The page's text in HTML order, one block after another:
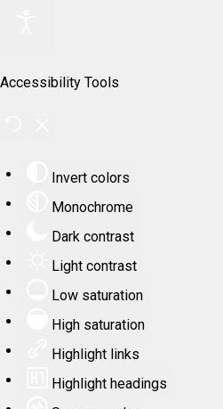
Accessibility Tools
Invert colors
Monochrome
Dark contrast
Light contrast
Low saturation
High saturation
Highlight links
Highlight headings